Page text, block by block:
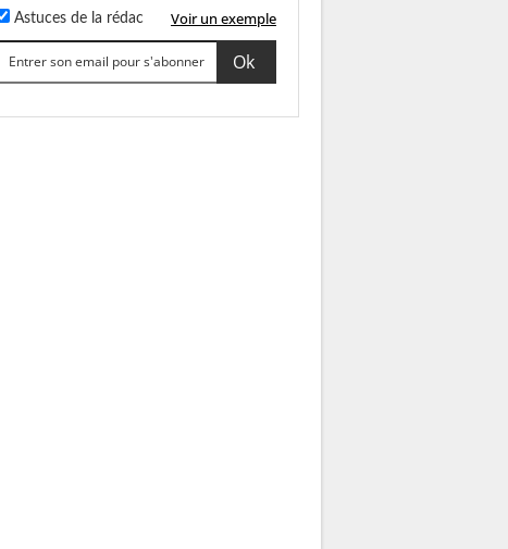
Astuces de la rédac Voir un exemple